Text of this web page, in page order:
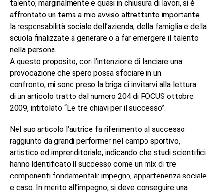
talento; marginalmente e quasi in chiusura di lavori, si è
affrontato un tema a mio avviso altrettanto importante:
la responsabilità sociale dell’azienda, della famiglia e della
scuola finalizzate a generare o a far emergere il talento
nella persona.
A questo proposito, con l’intenzione di lanciare una
provocazione che spero possa sfociare in un
confronto, mi sono preso la briga di invitarvi alla lettura
di un articolo tratto dal numero 204 di FOCUS ottobre
2009, intitolato “Le tre chiavi per il successo”.
Nel suo articolo l’autrice fa riferimento al successo
raggiunto da grandi performer nel campo sportivo,
artistico ed imprenditoriale, indicando che studi scientifici
hanno identificato il successo come un mix di tre
componenti fondamentali: impegno, appartenenza sociale
e caso. In merito all’impegno, si deve conseguire una